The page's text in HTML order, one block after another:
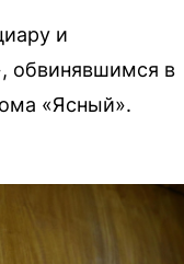
и
обвинявшимся в
«Ясный».